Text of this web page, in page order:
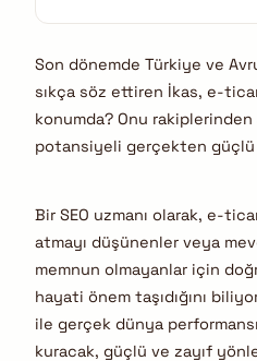
Son dönemde Türkiye ve
sıkça söz ettiren İkas, e-
konumda? Onu rakiplerinden
potansiyeli gerçekten güçlü
Bir SEO uzmanı olarak, e-
atmayı düşünenler veya
memnun olmayanlar için
hayati önem taşıdığını
ile gerçek dünya
kuracak, güçlü ve zayıf